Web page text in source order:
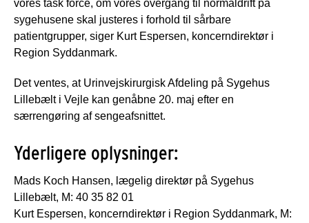
vores task force, om vores overgang til normaldrift på
sygehusene skal justeres i forhold til sårbare
patientgrupper, siger Kurt Espersen, koncerndirektør i
Region Syddanmark.
Det ventes, at Urinvejskirurgisk Afdeling på Sygehus
Lillebælt i Vejle kan genåbne 20. maj efter en
særrengøring af sengeafsnittet.
Yderligere oplysninger:
Mads Koch Hansen, lægelig direktør på Sygehus
Lillebælt, M: 40 35 82 01
Kurt Espersen, koncerndirektør i Region Syddanmark, M: